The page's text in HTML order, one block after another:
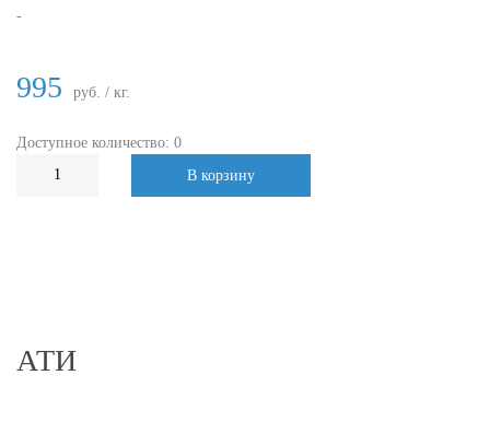
-
995 руб. / кг.
Доступное количество: 0
В корзину
АТИ